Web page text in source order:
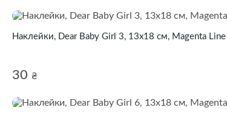
Наклейки, Dear Baby Girl 3, 13х18 см, Magenta Line
30 ₴